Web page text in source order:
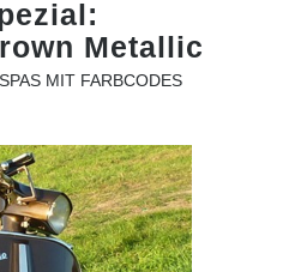
Metallic
MIT FARBCODES